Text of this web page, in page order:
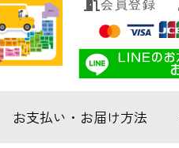
会員登録
お支払い・お届け方法